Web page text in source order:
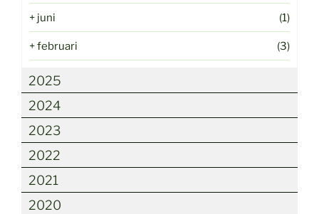
+ juni (1)
+februari (3)
2025
2024
2023
2022
2021
2020